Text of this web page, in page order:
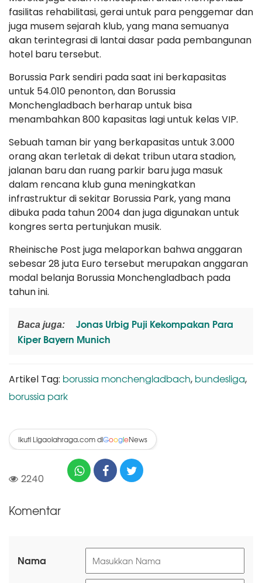
fasilitas rehabilitasi, gerai untuk para penggemar dan
juga musem sejarah klub, yang mana semuanya
akan terintegrasi di lantai dasar pada pembangunan
hotel baru tersebut.
Borussia Park sendiri pada saat ini berkapasitas
untuk 54.010 penonton, dan Borussia
Monchengladbach berharap untuk bisa
menambahkan 800 kapasitas lagi untuk kelas VIP.
Sebuah taman bir yang berkapasitas untuk 3.000
orang akan terletak di dekat tribun utara stadion,
jalanan baru dan ruang parkir baru juga masuk
dalam rencana klub guna meningkatkan
infrastruktur di sekitar Borussia Park, yang mana
dibuka pada tahun 2004 dan juga digunakan untuk
kongres serta pertunjukan musik.
Rheinische Post juga melaporkan bahwa anggaran
sebesar 28 juta Euro tersebut merupakan anggaran
modal belanja Borussia Monchengladbach pada
tahun ini.
Baca juga:
Jonas Urbig Puji Kekompakan Para
Kiper Bayern Munich
Artikel Tag: borussia monchengladbach, bundesliga,
borussia park
Ikuti Ligaolahraga.com diGoogleNews
2240
Komentar
Nama